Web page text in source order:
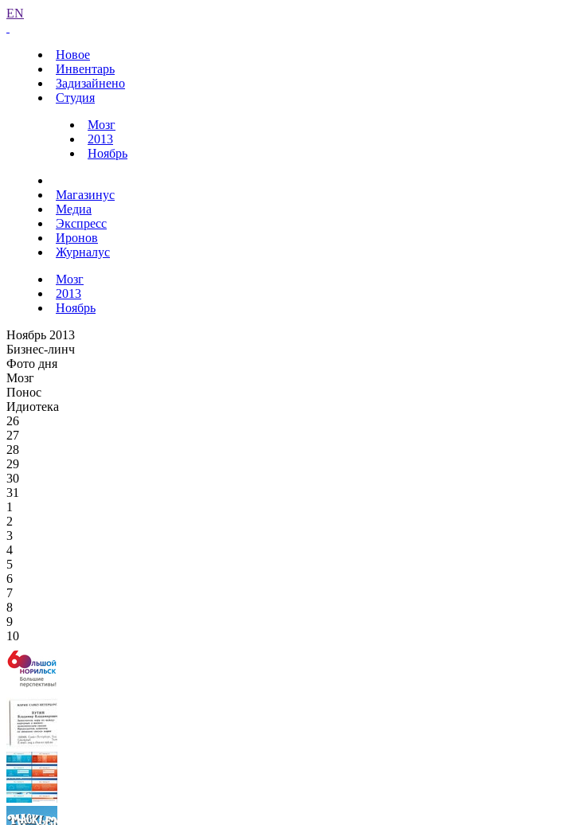
EN
Новое
Инвентарь
Задизайнено
Студия
Мозг
2013
Ноябрь
Магазинус
Медиа
Экспресс
Иронов
Журналус
Мозг
2013
Ноябрь
Ноябрь 2013
Бизнес-линч
Фото дня
Мозг
Понос
Идиотека
26
27
28
29
30
31
1
2
3
4
5
6
7
8
9
10